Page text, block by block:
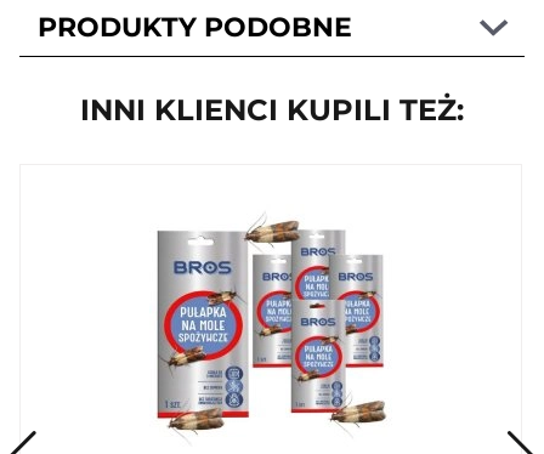
PRODUKTY PODOBNE
INNI KLIENCI KUPILI TEŻ: